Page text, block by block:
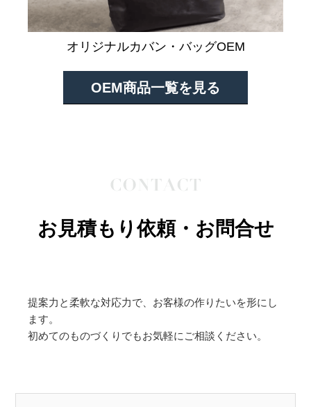
オリジナルカバン・バッグOEM
OEM商品一覧を見る
お見積もり依頼・お問合せ
提案力と柔軟な対応力で、お客様の作りたいを形にし
ます。
初めてのものづくりでもお気軽にご相談ください。